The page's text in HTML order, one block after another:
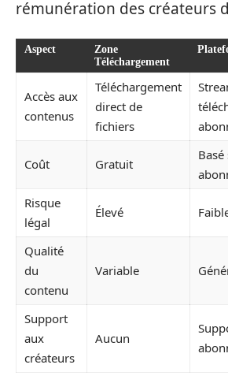
rémunération des créateurs
Aspect
Zone
Téléchargement
Accès aux
contenus
Téléchargement
direct de
fichiers
Coût Gratuit
Risque
légal
Élevé
Qualité
du
contenu
Variable
Support
aux
créateurs
Aucun